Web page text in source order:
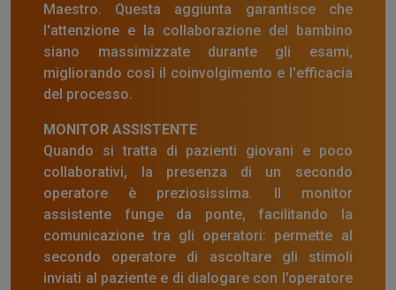
Maestro. Questa aggiunta garantisce che
l'attenzione e la collaborazione del bambino
siano massimizzate durante gli esami,
migliorando così il coinvolgimento e l'efficacia
del processo.
MONITOR ASSISTENTE
Quando si tratta di pazienti giovani e poco
collaborativi, la presenza di un secondo
operatore è preziosissima. Il monitor
assistente funge da ponte, facilitando la
comunicazione tra gli operatori: permette al
secondo operatore di ascoltare gli stimoli
inviati al paziente e di dialogare con l'operatore